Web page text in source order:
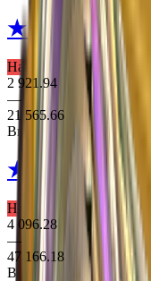
★ Moto Gloves
Надзвичайне Рукавички
2 921.94
—
21 565.66
Выпадает из 2 кейсів
★ Moto Gloves
Надзвичайне Рукавички
4 096.28
—
47 166.18
Выпадает из 2 кейсів